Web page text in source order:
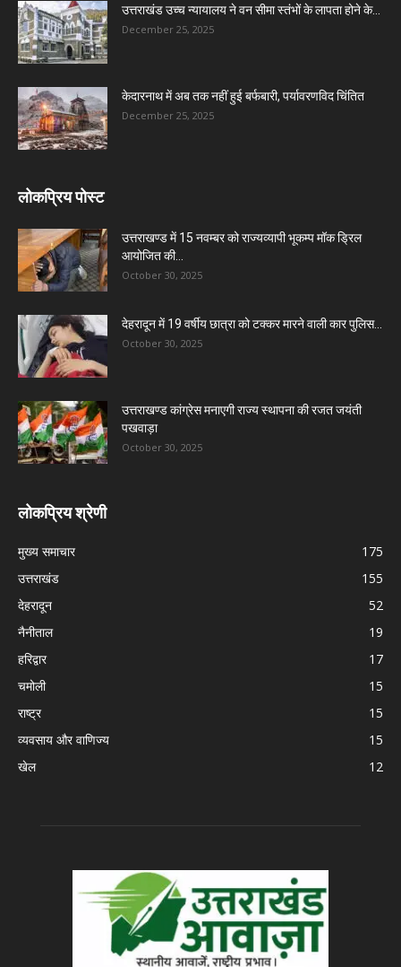
उत्तराखंड उच्च न्यायालय ने वन सीमा स्तंभों के लापता होने के...
December 25, 2025
केदारनाथ में अब तक नहीं हुई बर्फबारी, पर्यावरणविद चिंतित
December 25, 2025
लोकप्रिय पोस्ट
उत्तराखण्ड में 15 नवम्बर को राज्यव्यापी भूकम्प मॉक ड्रिल
आयोजित की...
October 30, 2025
देहरादून में 19 वर्षीय छात्रा को टक्कर मारने वाली कार पुलिस...
October 30, 2025
उत्तराखण्ड कांग्रेस मनाएगी राज्य स्थापना की रजत जयंती
पखवाड़ा
October 30, 2025
लोकप्रिय श्रेणी
मुख्य समाचार
175
उत्तराखंड
155
देहरादून
52
नैनीताल
19
हरिद्वार
17
चमोली
15
राष्ट्र
15
व्यवसाय और वाणिज्य
15
खेल
12